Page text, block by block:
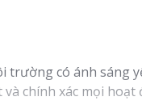
có ánh sáng
chính xác mọi